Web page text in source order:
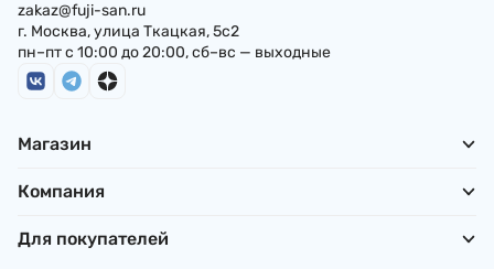
zakaz@fuji-san.ru
г. Москва, улица Ткацкая, 5с2
пн–пт с 10:00 до 20:00, сб–вс — выходные
Магазин
Компания
Для покупателей